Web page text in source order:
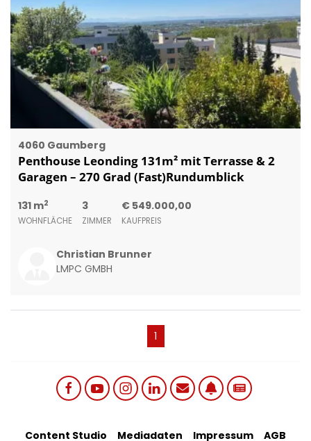
4060 Gaumberg
Penthouse Leonding 131m² mit Terrasse & 2
Garagen – 270 Grad (Fast)Rundumblick
131 m2
WOHNFLÄCHE
3
ZIMMER
€ 549.000,00
KAUFPREIS
Christian Brunner
LMPC GMBH
1
Social links menu
Content Studio Mediadaten Impressum AGB